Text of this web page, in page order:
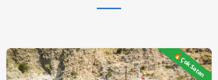
🔥Çok Satan